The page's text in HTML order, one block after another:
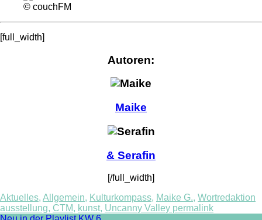
© couchFM
[full_width]
Autoren:
Maike
& Serafin
[/full_width]
Aktuelles, Allgemein, Kulturkompass, Maike G., Wortredaktion
ausstellung, CTM, kunst, Uncanny Valley permalink